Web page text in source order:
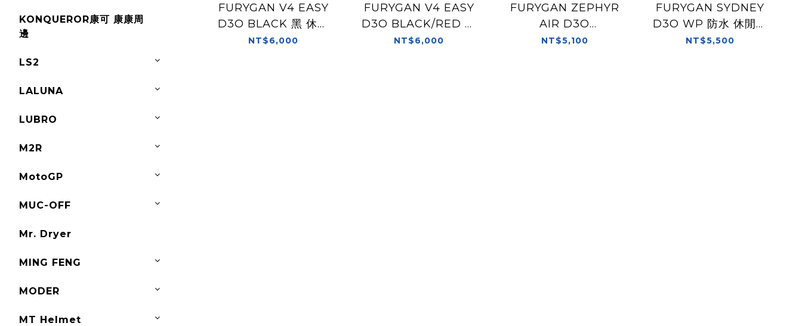
KONQUEROR康可 康康周
邊
LS2
LALUNA
LUBRO
M2R
MotoGP
MUC-OFF
Mr. Dryer
MING FENG
MODER
MT Helmet
FURYGAN V4 EASY
D3O BLACK 黑 休閒
靴
NT$6,000
FURYGAN V4 EASY
D3O BLACK/RED 黑
紅 休閒靴
NT$6,000
FURYGAN ZEPHYR
AIR D3O
BLACK/WHITE 黑白
NT$5,100
FURYGAN SYDNEY
D3O WP 防水 休閒車
靴
NT$5,500